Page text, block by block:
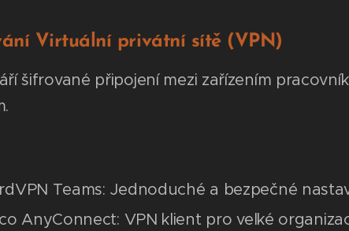
Virtuální privátní sítě (VPN)
šifrované připojení mezi zařízením
Teams: Jednoduché a bezpečné
AnyConnect: VPN klient pro velké